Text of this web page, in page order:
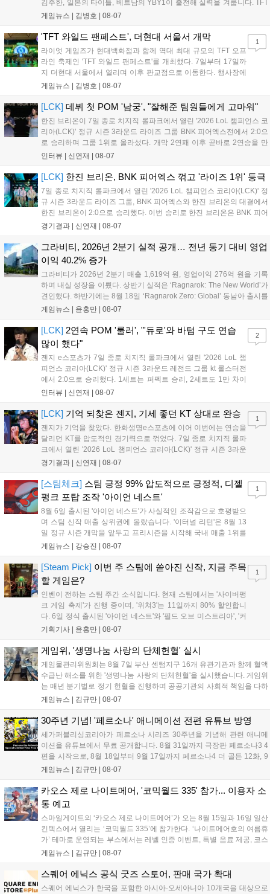
김주한, 일본의 타이틀, 베트남의 YBY1이 출전해 실력을 겨룹니다. TFT
는 소속팀 없이 개인 자격으로 참가하는 독특한 대회 구조를 가지며, 누
17일까지 이어지는 이번 행사는 신규 세트 체험과 공연 등 다양한 즐길
거리를 제공하며, 이후 현대백화점 판교점에서도 행사가 이어질 예정입
니다. 연말에는 라스베이거스 오픈이 개최됩니다....
게임뉴스 | 김병호 08-07
'TFT 와일드 팬페스트', 더현대 서울서 개막
라이엇 게임즈가 현대백화점과 함께 역대 최대 규모의 TFT 오프
라인 축제인 'TFT 와일드 팬페스트'를 개최했다. 7일부터 17일까
지 더현대 서울에서 열리며 이후 판교점으로 이동한다. 행사장에
는 체험, 스페셜, 무대 존이 마련됐으며 8일 오후 2시 인비테이셔
연 등 다채로운 일정이 준비되어 있다. 사전 예약은 조기 마감될
만큼 큰 인기를 끌고 있다....
게임뉴스 | 김병호 08-07
1
[LCK] 데뷔 첫 POM '남궁', "잘해준 팀원들에게 고마워"
한진 브리온이 7일 종로 치지직 롤파크에서 열린 '2026 LoL 챔피언스 코
리아(LCK)' 정규 시즌 3라운드 라이즈 그룹 BNK 피어엑스전에서 2:0으
로 승리하며 그룹 1위로 올라섰다. 개막 2연패 이후 곧바로 2연승을 만
들어내면서 이어질 4라운드에 대한 기대감을 올렸다. 다음은 이날 데뷔
인터뷰 | 신연재 08-07
[LCK] 한진 브리온, BNK 피어엑스 꺾고 '라이즈 1위' 등극
7일 종로 치지직 롤파크에서 열린 '2026 LoL 챔피언스 코리아(LCK)' 정
규 시즌 3라운드 라이즈 그룹, BNK 피어엑스와 한진 브리온의 대결에서
한진 브리온이 2:0으로 승리했다. 이번 승리로 한진 브리온은 BNK 피어
엑스를 제치고 라이즈 그룹 1위로 올라섰다. 1세트, 한진 브리온이 '로머'
경기결과 | 신연재 08-07
그라비티, 2026년 2분기 실적 공개… 전년 동기 대비 영업
이익 40.2% 증가
그라비티가 2026년 2분기 매출 1,619억 원, 영업이익 276억 원을 기록
하며 내실 성장을 이뤘다. 상반기 실적은 ‘Ragnarok: The New World’가
견인했다. 하반기에는 8월 18일 ‘Ragnarok Zero: Global’ 동남아 출시를
시작으로 9월 3일 ‘달려라 헤베레케 EX’, 9월 22일 ‘갈바테인’ 등 다양한
이’ 출시가 예정돼 있으며, 2027년에는 ‘Ragnarok 3’ 등 대작을 글로벌
출시할 계획이다. 그라비티는 조인트벤처 설립과 라그나로크 에코 시스
템 구축을 통해 신성장 동력을 확보할 방침이다....
게임뉴스 | 윤홍만 08-07
[LCK] 2연속 POM '룰러', "'듀로'와 바텀 구도 연습
많이 했다"
젠지 e스포츠가 7일 종로 치지직 롤파크에서 열린 '2026 LoL 챔
피언스 코리아(LCK)' 정규 시즌 3라운드 레전드 그룹 kt 롤스터전
에서 2:0으로 승리했다. 1세트는 퍼펙트 승리, 2세트도 1만 차이
를 벌리며 25분 만에 승리하면서 말 그대로 압도적인 경기력을 선
하며 POM에 선정됐...
인터뷰 | 신연재 08-07
2
[LCK] 기억 되찾은 젠지, 기세 좋던 KT 상대로 완승
젠지가 기억을 찾았다. 한화생명e스포츠에 이어 이번에는 연승을
달리던 KT를 압도적인 경기력으로 꺾었다. 7일 종로 치지직 롤파
크에서 열린 '2026 LoL 챔피언스 코리아(LCK)' 정규 시즌 3라운
드 레전드 그룹, kt 롤스터와 젠지 e스포츠의 대결에서 젠지가 압
기억을 되찾기라도 한 듯 1,...
경기결과 | 신연재 08-07
1
[스팀체크] 스팀 긍정 99% 압도적으로 긍정적, 디젤
펑크 포탑 조작 '아이언 네스트'
8월 6일 출시된 '아이언 네스트'가 사실적인 조작감으로 호평받으
며 스팀 신작 매출 상위권에 올랐습니다. '이터널 리턴'은 8월 13
일 정규 시즌 개막을 앞두고 프리시즌을 시작해 국내 매출 1위를
기록했습니다. 25주년을 맞은 '고스트 리콘' 시리즈는 8월 6일 쇼
'마블 투혼: 파이팅 소울즈'와 레트로 수리 시뮬레이션 '리스토
리'도 스팀에 정식 출시되었습니다....
게임뉴스 | 강승진 08-07
1
[Steam Pick] 이번 주 스팀에 쏟아진 신작, 지금 주목
할 게임은?
인벤이 전하는 스팀 주간 소식입니다. 현재 스팀에서는 '사이버펑
크 게임 축제'가 진행 중이며, '위쳐3'는 11일까지 80% 할인합니
다. 6일 정식 출시된 '아이언 네스트'와 '필드 오브 미스트리아', '커
세어 코브'가 호평받고 있습니다. 한편, 7일 출시된 '마블 투혼'은
다. 유비소프트의 '고스트리콘: 와일드랜드'는 7년 만의 대규모 업
데이트 '라스트 라이츠'와 함께 95% 할인 중입니다....
기획기사 | 윤홍만 08-07
1
게임위, '생명나눔 사랑의 단체헌혈' 실시
게임물관리위원회는 8월 7일 부산 센텀지구 16개 유관기관과 함께 혈액
수급난 해소를 위한 '생명나눔 사랑의 단체헌혈'을 실시했습니다. 게임위
는 매년 분기별로 정기 헌혈을 진행하며 공공기관의 사회적 책임을 다하
고 있으며, 이번 행사에는 영화진흥위원회 등 14개 기관 임직원이 동참
따뜻한 실천에 참여한 모든 임직원에게 감사의 뜻을 전하며 헌혈 문화
확산에 앞장섰습니다....
게임뉴스 | 김규만 08-07
30주년 기념! '페르소나' 애니메이션 전편 유튜브 방영
세가퍼블리싱코리아가 페르소나 시리즈 30주년을 기념해 관련 애니메
이션을 유튜브에서 무료 공개합니다. 8월 31일까지 극장판 페르소나3 4
편을 시작으로, 8월 18일부터 9월 17일까지 페르소나4 더 골든 12화, 9
월 15일부터 10월 14일까지 페르소나5 시리즈가 순차 공개됩니다. 또한
영상 및 대형 전광판에 소개될 예정입니다....
게임뉴스 | 김규만 08-07
카오스 제로 나이트메어, '코믹월드 335' 참가... 이용자 소
통 예고
스마일게이트의 ‘카오스 제로 나이트메어’가 오는 8월 15일과 16일 일산
킨텍스에서 열리는 ‘코믹월드 335’에 참가한다. ‘나이트메어호의 여름휴
가’ 테마로 운영되는 부스에서는 레벨 인증 이벤트, 특별 음료 제공, 코스
프레 모델 포토존 등 다채로운 행사가 진행된다. 유명 코스어 7인이 캐릭
세한 정보는 공식 커뮤니티에서 확인 가능하다....
게임뉴스 | 김규만 08-07
스퀘어 에닉스 공식 굿즈 스토어, 판매 국가 확대
스퀘어 에닉스가 한국을 포함한 아시아·오세아니아 10개국을 대상으로